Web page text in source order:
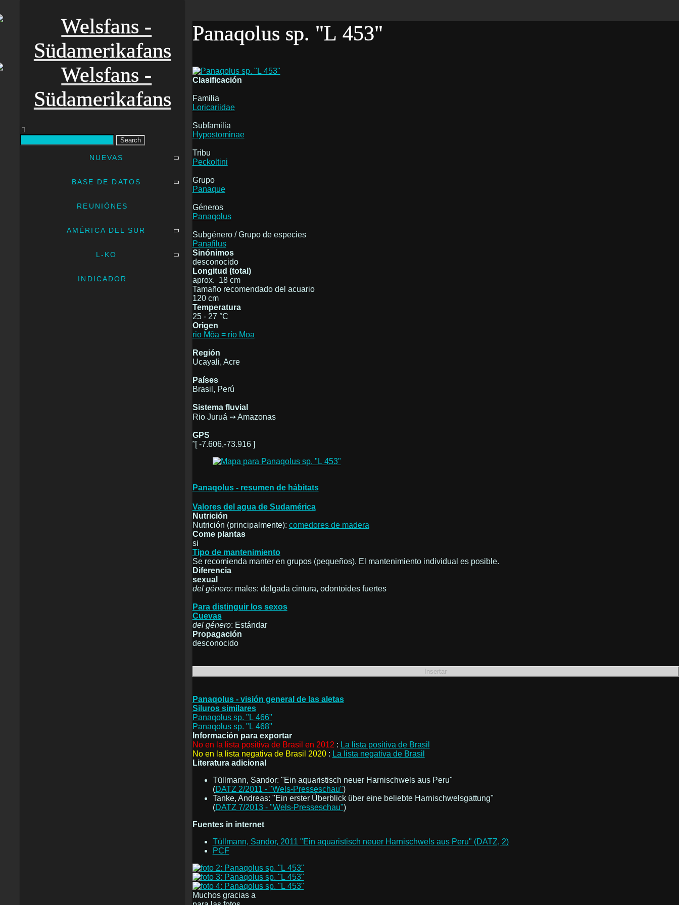
Search
NUEVAS
BASE DE DATOS
REUNIÓNES
AMÉRICA DEL SUR
L-KO
INDICADOR
Panaqolus sp. "L 453"
Clasificación
Familia
Loricariidae
Subfamilia
Hypostominae
Tribu
Peckoltini
Grupo
Panaque
Géneros
Panaqolus
Subgénero / Grupo de especies
Panafilus
Sinónimos
desconocido
Longitud (total)
aprox. 18 cm
Tamaño recomendado del acuario
120 cm
Temperatura
25 - 27 °C
Origen
rio Môa = río Moa
Región
Ucayali, Acre
Países
Brasil, Perú
Sistema fluvial
Rio Juruá ➙ Amazonas
GPS
˜[ -7.606,-73.916 ]
Panaqolus - resumen de hábitats
Valores del agua de Sudamérica
Nutrición
Nutrición (principalmente): comedores de madera
Come plantas
si
Tipo de mantenimiento
Se recomienda manter en grupos (pequeños). El mantenimiento individual es posible.
Diferencia
sexual
del género: males: delgada cintura, odontoides fuertes
Para distinguir los sexos
Cuevas
del género: Estándar
Propagación
desconocido
Panaqolus - visión general de las aletas
Siluros similares
Panaqolus sp. "L 466"
Panaqolus sp. "L 468"
Información para exportar
No en la lista positiva de Brasil en 2012 : La lista positiva de Brasil
No en la lista negativa de Brasil 2020: La lista negativa de Brasil
Literatura adicional
Tüllmann, Sandor: "Ein aquaristisch neuer Harnischwels aus Peru"
(DATZ 2/2011 - "Wels-Presseschau")
Tanke, Andreas: "Ein erster Überblick über eine beliebte Harnischwelsgattung"
(DATZ 7/2013 - "Wels-Presseschau")
Fuentes in internet
Tüllmann, Sandor, 2011 "Ein aquaristisch neuer ­Harnischwels aus Peru" (DATZ, 2)
PCF
Muchos gracias a